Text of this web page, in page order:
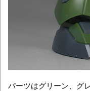
パーツはグリーン、グ